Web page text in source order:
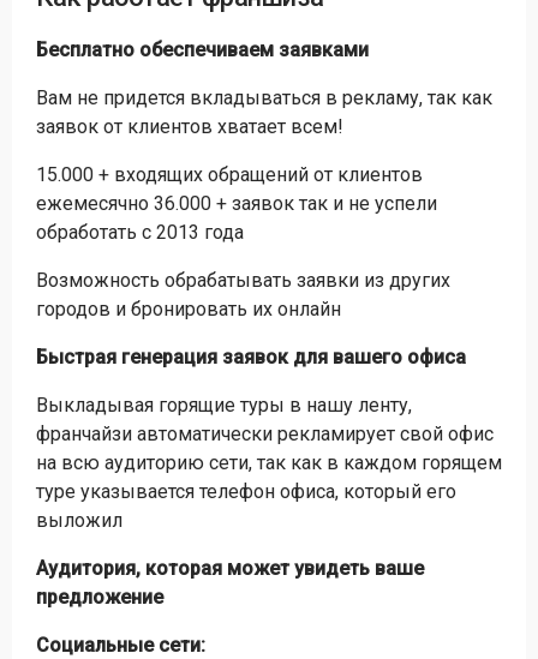
Бесплатно обеспечиваем заявками
Вам не придется вкладываться в рекламу, так как
заявок от клиентов хватает всем!
15.000 + входящих обращений от клиентов
ежемесячно 36.000 + заявок так и не успели
обработать с 2013 года
Возможность обрабатывать заявки из других
городов и бронировать их онлайн
Быстрая генерация заявок для вашего офиса
Выкладывая горящие туры в нашу ленту,
франчайзи автоматически рекламирует свой офис
на всю аудиторию сети, так как в каждом горящем
туре указывается телефон офиса, который его
выложил
Аудитория, которая может увидеть ваше
предложение
Социальные сети: